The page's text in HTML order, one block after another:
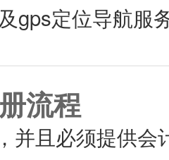
gps定位导航服
流程
并且必须提供